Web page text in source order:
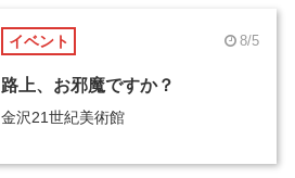
イベント 8/5
路上、お邪魔ですか？
金沢21世紀美術館